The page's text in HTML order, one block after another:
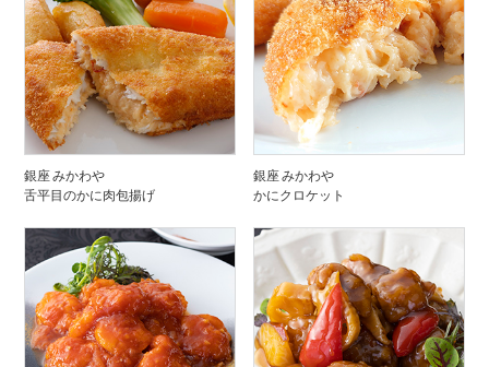
銀座 みかわや
舌平目のかに肉包揚げ
銀座 みかわや
かにクロケット